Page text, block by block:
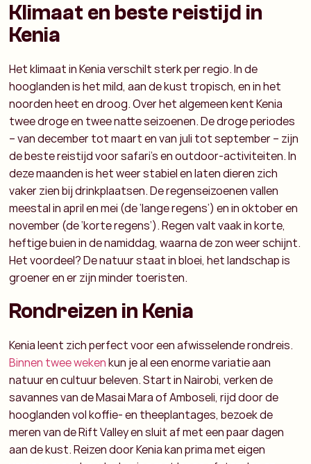
Klimaat en beste reistijd in
Kenia
Hetklimaat in Keniaverschilt sterk per regio. In de
hooglanden is het mild, aan de kust tropisch, en in het
noorden heet en droog. Over het algemeen kent Kenia
twee droge en twee natte seizoenen. De droge periodes
– van december tot maart en van juli tot september – zijn
de beste reistijd voor safari’s en outdoor-activiteiten. In
deze maanden is het weer stabiel en laten dieren zich
vaker zien bij drinkplaatsen. De regenseizoenen vallen
meestal in april en mei (de ‘lange regens’) en in oktober en
november (de ‘korte regens’). Regen valt vaak in korte,
heftige buien in de namiddag, waarna de zon weer schijnt.
Het voordeel? De natuur staat in bloei, het landschap is
groener en er zijn minder toeristen.
Rondreizen in Kenia
Kenia leent zich perfect voor een afwisselende rondreis.
Binnen twee wekenkun je al een enorme variatie aan
natuur en cultuur beleven. Start in Nairobi, verken de
savannes van de Masai Mara of Amboseli, rijd door de
hooglanden vol koffie- en theeplantages, bezoek de
meren van de Rift Valley en sluit af met een paar dagen
aan de kust. Reizen door Keniakan prima met eigen